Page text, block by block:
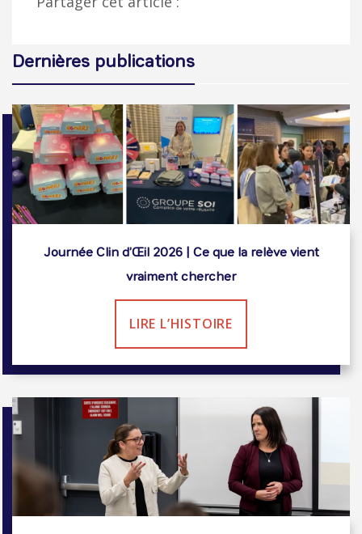
Dernières publications
Journée Clin d’Œil 2026 | Ce que la relève vient
vraiment chercher
LIRE L’HISTOIRE